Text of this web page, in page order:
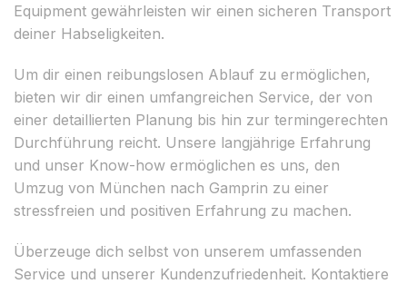
Equipment gewährleisten wir einen sicheren Transport
deiner Habseligkeiten.
Um dir einen reibungslosen Ablauf zu ermöglichen,
bieten wir dir einen umfangreichen Service, der von
einer detaillierten Planung bis hin zur termingerechten
Durchführung reicht. Unsere langjährige Erfahrung
und unser Know-how ermöglichen es uns, den
Umzug von München nach Gamprin zu einer
stressfreien und positiven Erfahrung zu machen.
Überzeuge dich selbst von unserem umfassenden
Service und unserer Kundenzufriedenheit. Kontaktiere